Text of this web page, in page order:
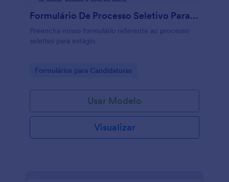
Formulário De Processo Seletivo Para Estágio
Preencha nosso formulário referente ao processo
seletivo para estágio.
Go to Category:
Formulários para Candidaturas
Usar Modelo
Visualizar